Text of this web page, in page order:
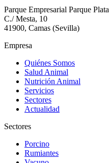
Parque Empresarial Parque Plata
C./ Mesta, 10
41900, Camas (Sevilla)
Empresa
Quiénes Somos
Salud Animal
Nutrición Animal
Servicios
Sectores
Actualidad
Sectores
Porcino
Rumiantes